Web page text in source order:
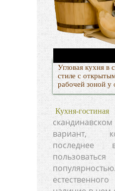
Угловая кухня в
стиле с
рабочей зоной у
Кухня-гостиная
вариант,
последнее